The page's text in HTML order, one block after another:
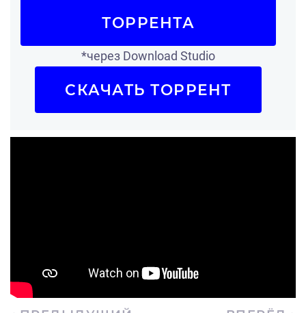
ТОРРЕНТА
*через Download Studio
СКАЧАТЬ ТОРРЕНТ